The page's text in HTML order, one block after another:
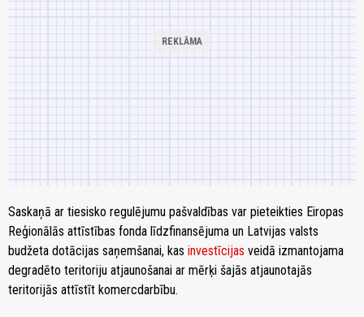
Saskaņā ar tiesisko regulējumu pašvaldības var pieteikties Eiropas
Reģionālās attīstības fonda līdzfinansējuma un Latvijas valsts
budžeta dotācijas saņemšanai, kas investīcijas veidā izmantojama
degradēto teritoriju atjaunošanai ar mērķi šajās atjaunotajās
teritorijās attīstīt komercdarbību.